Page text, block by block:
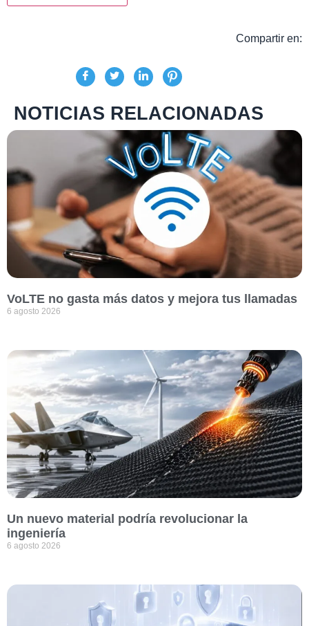
Compartir en:
NOTICIAS RELACIONADAS
VoLTE no gasta más datos y mejora tus llamadas
6 agosto 2026
Un nuevo material podría revolucionar la
ingeniería
6 agosto 2026